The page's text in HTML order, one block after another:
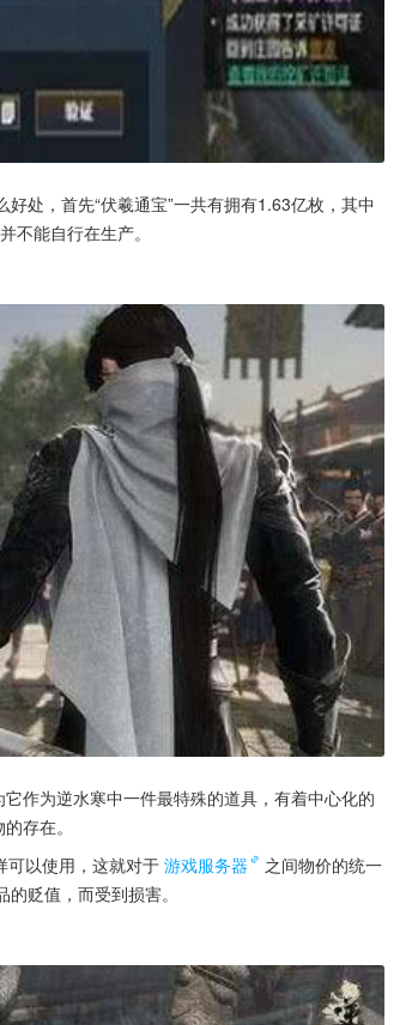
处，首先“伏羲通宝”一共有拥有1.63亿枚，其中
不能自行在生产。
作为逆水寒中一件最特殊的道具，有着中心化的
存在。
可以使用，这就对于 游戏服务器
之间物价的统一
贬值，而受到损害。